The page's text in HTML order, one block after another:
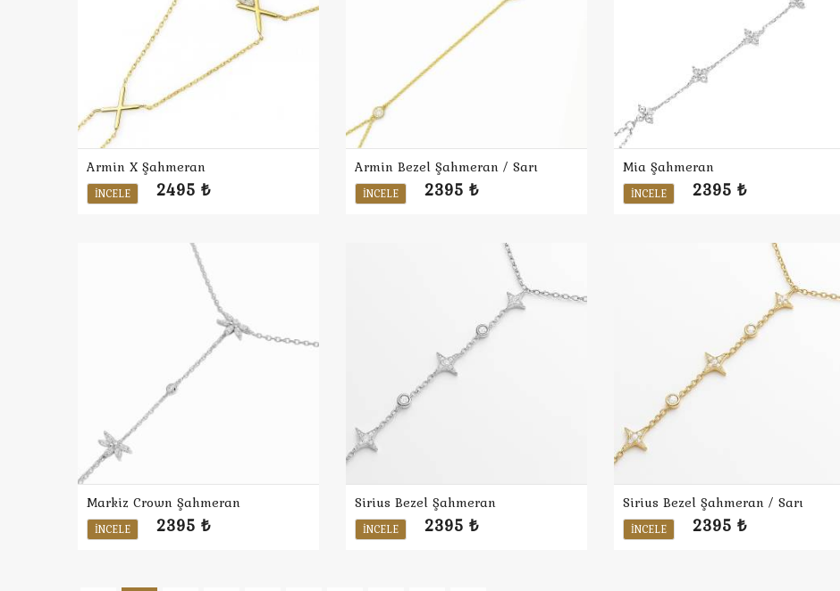
Armin X Şahmeran
İNCELE 2495 ₺
Armin Bezel Şahmeran / Sarı
İNCELE 2395 ₺
Mia Şahmeran
İNCELE 2395 ₺
Markiz Crown Şahmeran
İNCELE 2395 ₺
Sirius Bezel Şahmeran
İNCELE 2395 ₺
Sirius Bezel Şahmeran / Sarı
İNCELE 2395 ₺